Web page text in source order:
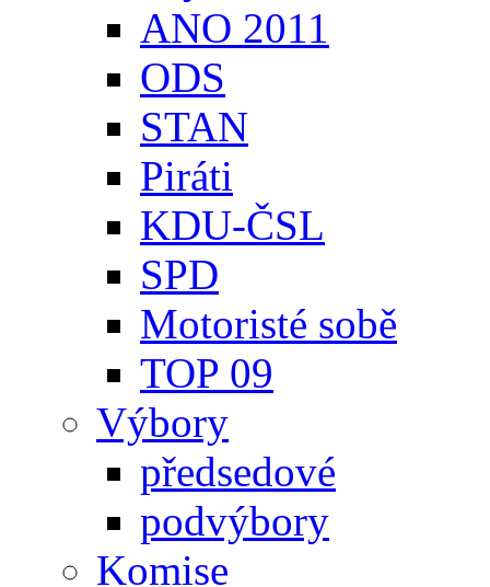
ANO 2011
ODS
STAN
Piráti
KDU-ČSL
SPD
Motoristé sobě
TOP 09
Výbory
předsedové
podvýbory
Komise